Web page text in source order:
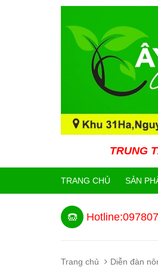
TRUNG TÂM
TRANG CHỦ SẢN
Trang chủ Diễn đàn